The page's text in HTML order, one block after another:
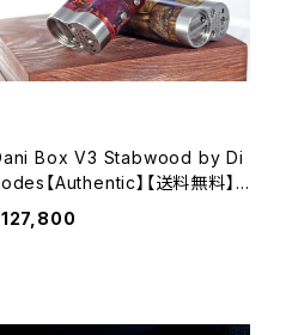
Box V3 Stabwood by Di
【Authentic】【送料無料】
Dicodes】【Stabwood】【DNA6
0 CHIPSET】【1 x 18650】【High